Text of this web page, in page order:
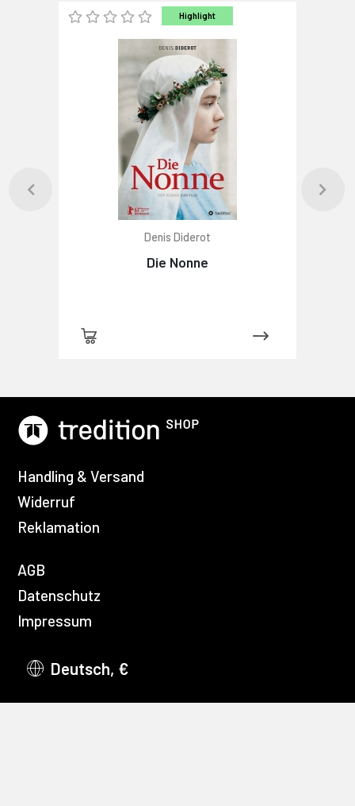
Highlight
Denis Diderot
Die Nonne
Handling & Versand
Widerruf
Reklamation
AGB
Datenschutz
Impressum
Deutsch, €